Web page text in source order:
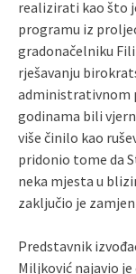
realizirati kao što
programu iz
gradonačelniku
rješavanju
administrativnom
godinama bili
više činilo kao
pridonio tome da
neka mjesta u
zaključio je
Predstavnik
Miljković najavio